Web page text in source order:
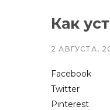
Как
2 АВГУСТА,
Facebook
Twitter
Pinterest